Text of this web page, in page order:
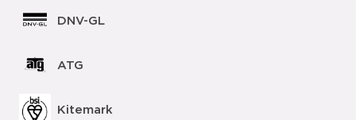
DNV-GL
ATG
Kitemark